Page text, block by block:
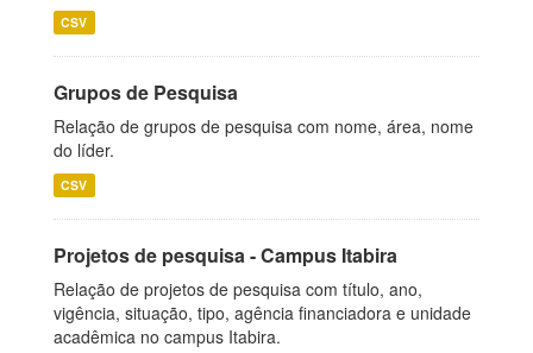
CSV
Grupos de Pesquisa
Relação de grupos de pesquisa com nome, área, nome
do líder.
CSV
Projetos de pesquisa - Campus Itabira
Relação de projetos de pesquisa com título, ano,
vigência, situação, tipo, agência financiadora e unidade
acadêmica no campus Itabira.